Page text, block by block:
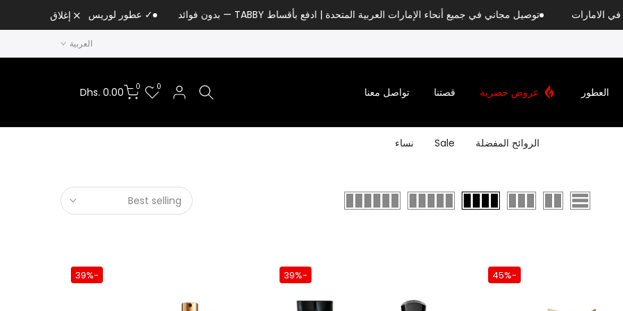
في الامارات توصيل مجاني في جميع أنحاء الإمارات العربية المتحدة | ادفع بأقساط TABBY — بدون فوائد ✓ عطور لوريس الاصلية |
إغلاق
العربية
العطور عروض حصرية قصتنا تواصل معنا 0
0
Dhs. 0.00
الروائح المفضلة Sale نساء
Best selling
-45%
-39%
-39%